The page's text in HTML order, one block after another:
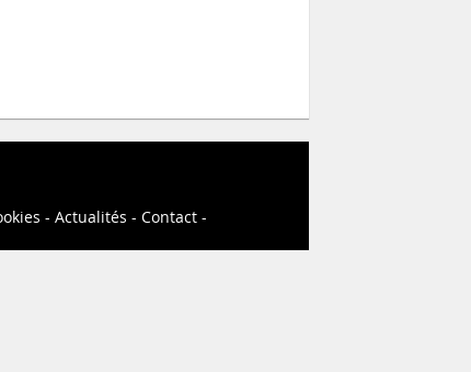
Actualités Contact